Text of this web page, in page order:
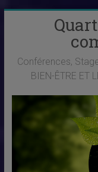
Conférences,
BIEN-ÊTRE ET